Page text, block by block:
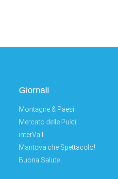
Giornali
Montagne & Paesi
Mercato delle Pulci
interValli
Mantova che Spettacolo!
Buona Salute